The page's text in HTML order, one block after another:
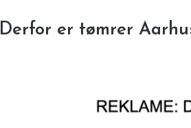
Derfor er tømrer